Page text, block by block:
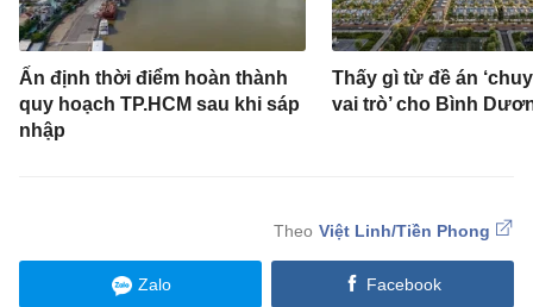
Ấn định thời điểm hoàn thành
quy hoạch TP.HCM sau khi sáp
nhập
Thấy gì từ đề án
vai trò’ cho Bình
Việt Linh/Tiền Phong
Zalo Facebook